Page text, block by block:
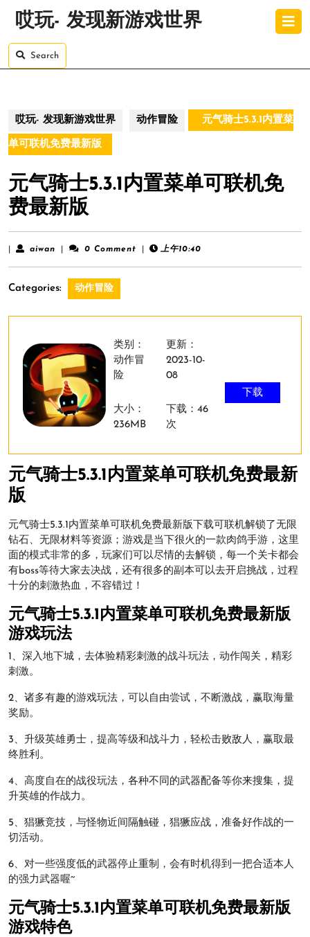
哎玩- 发现新游戏世界
Search
哎玩- 发现新游戏世界 动作冒险 元气骑士5.3.1内置菜
单可联机免费最新版
元气骑士5.3.1内置菜单可联机免
费最新版
aiwan aiwan 0 Comment 上午10:40
Categories: 动作冒险
类别：
动作冒
险
大小：
236MB
更新：
2023-10-
08
下载：46
次
下载
元气骑士5.3.1内置菜单可联机免费最新
版
元气骑士5.3.1内置菜单可联机免费最新版下载可联机解锁了无限
钻石、无限材料等资源；游戏是当下很火的一款肉鸽手游，这里
面的模式非常的多，玩家们可以尽情的去解锁，每一个关卡都会
有boss等待大家去决战，还有很多的副本可以去开启挑战，过程
十分的刺激热血，不容错过！
元气骑士5.3.1内置菜单可联机免费最新版
游戏玩法
1、深入地下城，去体验精彩刺激的战斗玩法，动作闯关，精彩
刺激。
2、诸多有趣的游戏玩法，可以自由尝试，不断激战，赢取海量
奖励。
3、升级英雄勇士，提高等级和战斗力，轻松击败敌人，赢取最
终胜利。
4、高度自在的战役玩法，各种不同的武器配备等你来搜集，提
升英雄的作战力。
5、猖獗竞技，与怪物近间隔触碰，猖獗应战，准备好作战的一
切活动。
6、对一些强度低的武器停止重制，会有时机得到一把合适本人
的强力武器喔~
元气骑士5.3.1内置菜单可联机免费最新版
游戏特色